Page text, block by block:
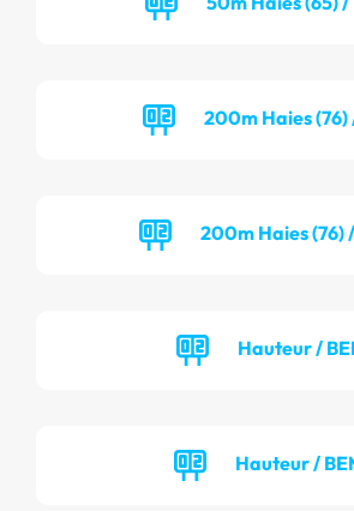
200m Haies (76)
200m Haies (76)
Hauteur /
Hauteur /